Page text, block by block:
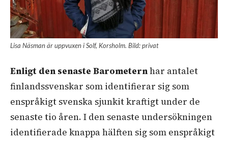
Lisa Näsman är uppvuxen i Solf, Korsholm. Bild: privat
Enligt den senaste Barometernhar antalet
finlandssvenskar som identifierar sig som
enspråkigt svenska sjunkit kraftigt under de
senaste tio åren. I den senaste undersökningen
identifierade knappa hälften sig som enspråkigt